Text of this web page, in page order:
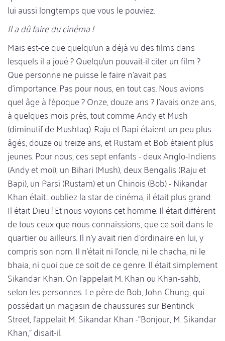
lui aussi longtemps que vous le pouviez.
Il a dû faire du cinéma !
Mais est-ce que quelqu'un a déjà vu des films dans
lesquels il a joué ? Quelqu'un pouvait-il citer un film ?
Que personne ne puisse le faire n'avait pas
d'importance. Pas pour nous, en tout cas. Nous avions
quel âge à l'époque ? Onze, douze ans ? J'avais onze ans,
à quelques mois près, tout comme Andy et Mush
(diminutif de Mushtaq). Raju et Bapi étaient un peu plus
âgés, douze ou treize ans, et Rustam et Bob étaient plus
jeunes. Pour nous, ces sept enfants - deux Anglo-Indiens
(Andy et moi), un Bihari (Mush), deux Bengalis (Raju et
Bapi), un Parsi (Rustam) et un Chinois (Bob) - Nikandar
Khan était... oubliez la star de cinéma, il était plus grand.
Il était Dieu ! Et nous voyions cet homme. Il était différent
de tous ceux que nous connaissions, que ce soit dans le
quartier ou ailleurs. Il n'y avait rien d'ordinaire en lui, y
compris son nom. Il n'était ni l'oncle, ni le chacha, ni le
bhaia, ni quoi que ce soit de ce genre. Il était simplement
Sikandar Khan. On l'appelait M. Khan ou Khan-sahb,
selon les personnes. Le père de Bob, John Chung, qui
possédait un magasin de chaussures sur Bentinck
Street, l'appelait M. Sikandar Khan -"Bonjour, M. Sikandar
Khan," disait-il.